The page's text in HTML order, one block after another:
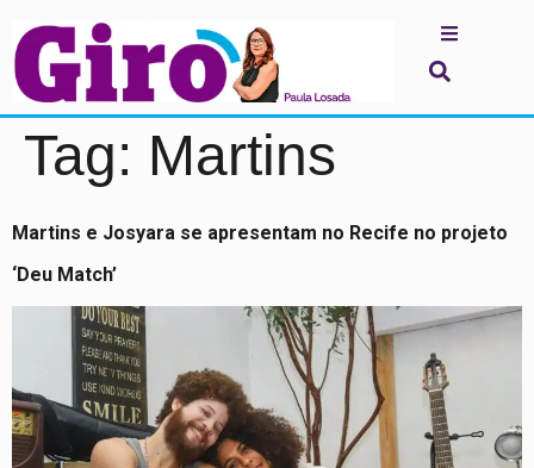
Tag: Martins
Martins e Josyara se apresentam no Recife no projeto
‘Deu Match’